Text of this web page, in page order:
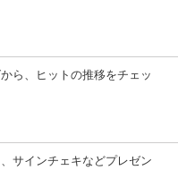
ら、ヒットの推移をチェッ
サインチェキなどプレゼン